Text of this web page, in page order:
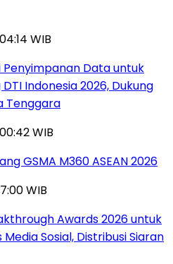
WIB
Penyimpanan Data untuk
Indonesia 2026, Dukung
Tenggara
WIB
GSMA M360 ASEAN 2026
WIB
Awards 2026 untuk
Sosial, Distribusi Siaran